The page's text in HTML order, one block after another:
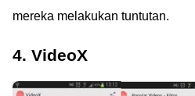
mereka melakukan tuntutan.
4. VideoX